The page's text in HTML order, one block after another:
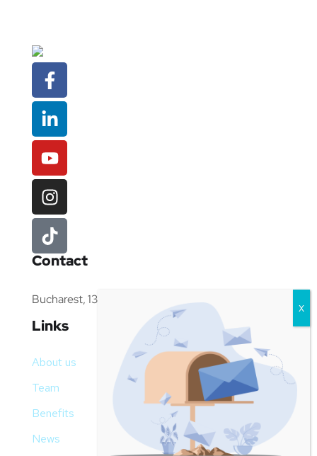
Contact
Bucharest, 13 Ion Ghica Street, 4th floor
Links
About us
Team
Benefits
News